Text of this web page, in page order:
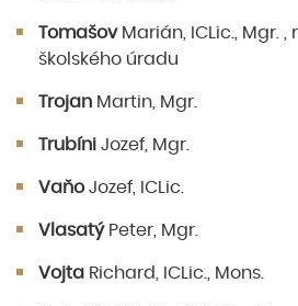
TomašovMarián, ICLic., Mgr.
školského úradu
Trojan Martin, Mgr.
Trubíni Jozef, Mgr.
VaňoJozef, ICLic.
VlasatýPeter, Mgr.
Vojta Richard, ICLic., Mons.